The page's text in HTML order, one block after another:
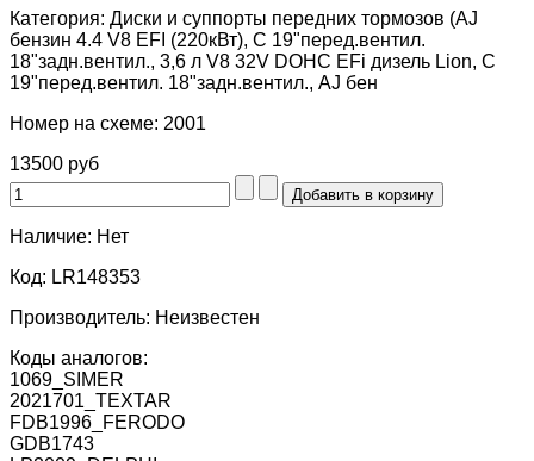
Категория: Диски и суппорты передних тормозов (AJ
бензин 4.4 V8 EFI (220кВт), С 19"перед.вентил.
18"задн.вентил., 3,6 л V8 32V DOHC EFi дизель Lion, С
19"перед.вентил. 18"задн.вентил., AJ бен
Номер на схеме: 2001
13500 руб
Наличие: Нет
Код: LR148353
Производитель: Неизвестен
Коды аналогов:
1069_SIMER
2021701_TEXTAR
FDB1996_FERODO
GDB1743